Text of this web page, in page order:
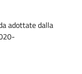
adottate dalla